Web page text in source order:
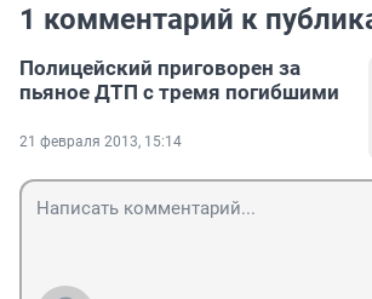
1 комментарий к
Полицейский приговорен за
пьяное ДТП с тремя погибшими
21 февраля 2013, 15:14